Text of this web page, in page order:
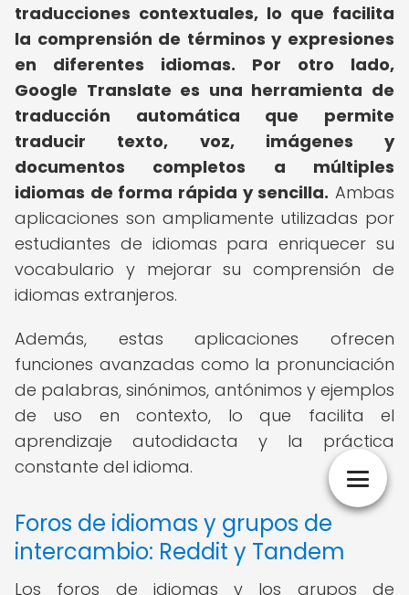
traducciones contextuales, lo que facilita
la comprensión de términos y expresiones
en diferentes idiomas.
Por otro lado,
Google Translate es una herramienta de
traducción automática que permite
traducir texto, voz, imágenes y
documentos completos a múltiples
idiomas de forma rápida y sencilla. Ambas
aplicaciones son ampliamente utilizadas por
estudiantes de idiomas para enriquecer su
vocabulario y mejorar su comprensión de
idiomas extranjeros.
Además, estas aplicaciones ofrecen
funciones avanzadas como la pronunciación
de palabras, sinónimos, antónimos y ejemplos
de uso en contexto, lo que facilita el
aprendizaje autodidacta y la práctica
constante del idioma.
Foros de idiomas y grupos de
intercambio: Reddit y Tandem
Los foros de idiomas y los grupos de